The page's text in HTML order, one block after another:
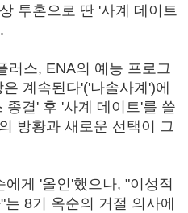
투혼으로 딴 '사계 데이트
러스, ENA의 예능 프로그
계속된다'('나솔사계')에
종결' 후 '사계 데이트'를 쓸
방황과 새로운 선택이 그
게 '올인'했으나, "이성적
8기 옥순의 거절 의사에